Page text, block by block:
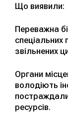
Що виявили:
Переважна
спеціальних
звільнених
Органи
володіють
ресурсів.